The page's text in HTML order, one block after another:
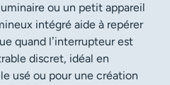
ou un petit appareil
intégré aide à repérer
quand l’interrupteur est
discret, idéal en
usé ou pour une création